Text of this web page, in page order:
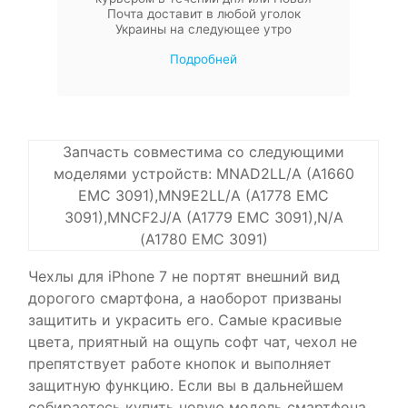
Почта доставит в любой уголок
Украины на следующее утро
Подробней
Запчасть совместима со следующими
моделями устройств: MNAD2LL/A (A1660
EMC 3091),MN9E2LL/A (A1778 EMC
3091),MNCF2J/A (A1779 EMC 3091),N/A
(A1780 EMC 3091)
Чехлы для iPhone 7 не портят внешний вид
дорогого смартфона, а наоборот призваны
защитить и украсить его. Самые красивые
цвета, приятный на ощупь софт чат, чехол не
препятствует работе кнопок и выполняет
защитную функцию. Если вы в дальнейшем